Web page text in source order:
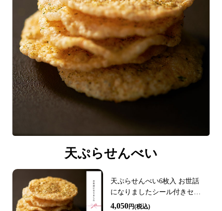
天ぷらせんべい
天ぷらせんべい6枚入 お世話
になりましたシール付きセッ
ト
4,050円